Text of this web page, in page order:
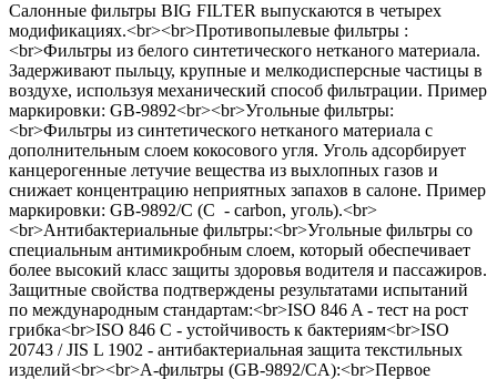
Салонные фильтры BIG FILTER выпускаются в четырех
модификациях.<br><br>Противопылевые фильтры :
<br>Фильтры из белого синтетического нетканого материала.
Задерживают пыльцу, крупные и мелкодисперсные частицы в
воздухе, используя механический способ фильтрации. Пример
маркировки: GB-9892<br><br>Угольные фильтры:
<br>Фильтры из синтетического нетканого материала с
дополнительным слоем кокосового угля. Уголь адсорбирует
канцерогенные летучие вещества из выхлопных газов и
снижает концентрацию неприятных запахов в салоне. Пример
маркировки: GB-9892/C (С - сarbon, уголь).<br>
<br>Антибактериальные фильтры:<br>Угольные фильтры со
специальным антимикробным слоем, который обеспечивает
более высокий класс защиты здоровья водителя и пассажиров.
Защитные свойства подтверждены результатами испытаний
по международным стандартам:<br>ISO 846 A - тест на рост
грибка<br>ISO 846 C - устойчивость к бактериям<br>ISO
20743 / JIS L 1902 - антибактериальная защита текстильных
изделий<br><br>А-фильтры (GB-9892/CA):<br>Первое